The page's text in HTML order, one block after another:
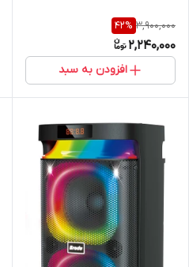
3,900,000
42%
2,240,000
افزودن به سبد